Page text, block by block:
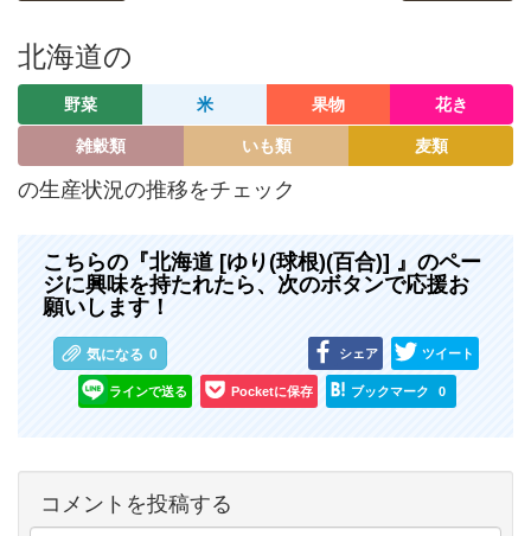
北海道の
野菜 米 果物 花き
雑穀類 いも類 麦類
の生産状況の推移をチェック
こちらの『北海道 [ゆり(球根)(百合)] 』のペー
ジに興味を持たれたら、次のボタンで応援お
願いします！
気になる 0 シェア ツイート
ラインで送る Pocketに保存 ブックマーク 0
コメントを投稿する